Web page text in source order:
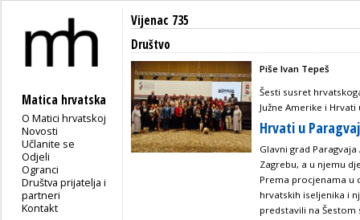
Matica hrvatska
O Matici hrvatskoj
Novosti
Učlanite se
Odjeli
Ogranci
Društva prijatelja i
partneri
Kontakt
Vijenac 735
Društvo
Piše Ivan Tepeš
Šesti susret
Južne Amerike i Hrvati
Hrvati u
Glavni grad
Zagrebu, a u njemu
Prema procjenama u
hrvatskih iseljenika i
predstavili na Šestom